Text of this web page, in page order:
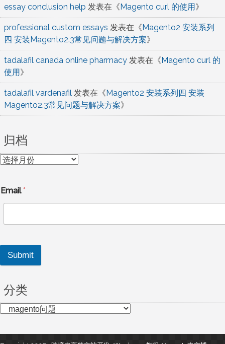
essay conclusion help 发表在《 Magento curl 的使用 》
professional custom essays 发表在《 Magento2 安装系列
四 安装Magento2.3常见问题与解决方案》
tadalafil canada online pharmacy 发表在《 Magento curl 的
使用 》
tadalafil vardenafil 发表在《 Magento2 安装系列四 安装
Magento2.3常见问题与解决方案》
归档
归
Email*
Submit
分类